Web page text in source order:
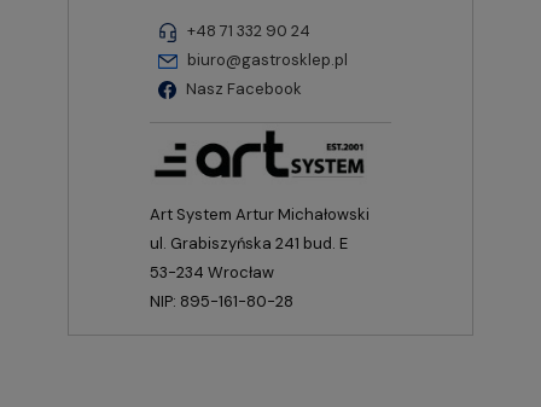
+48 71 332 90 24
biuro@gastrosklep.pl
Nasz Facebook
Art System Artur Michałowski
ul. Grabiszyńska 241 bud. E
53-234 Wrocław
NIP: 895-161-80-28